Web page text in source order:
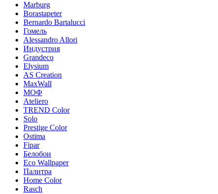
Marburg
Borastapeter
Bernardo Bartalucci
Гомель
Alessandro Allori
Индустрия
Grandeco
Elysium
AS Creation
MaxWall
МОФ
Ateliero
TREND Color
Solo
Prestige Color
Ostima
Fipar
Белобои
Eco Wallpaper
Палитра
Home Color
Rasch